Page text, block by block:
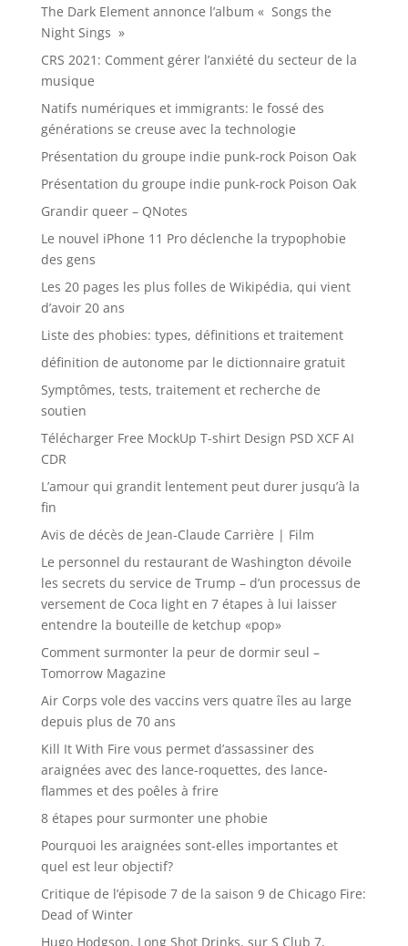
The Dark Element annonce l’album « Songs the
Night Sings »
CRS 2021: Comment gérer l’anxiété du secteur de la
musique
Natifs numériques et immigrants: le fossé des
générations se creuse avec la technologie
Présentation du groupe indie punk-rock Poison Oak
Présentation du groupe indie punk-rock Poison Oak
Grandir queer – QNotes
Le nouvel iPhone 11 Pro déclenche la trypophobie
des gens
Les 20 pages les plus folles de Wikipédia, qui vient
d’avoir 20 ans
Liste des phobies: types, définitions et traitement
définition de autonome par le dictionnaire gratuit
Symptômes, tests, traitement et recherche de
soutien
Télécharger Free MockUp T-shirt Design PSD XCF AI
CDR
L’amour qui grandit lentement peut durer jusqu’à la
fin
Avis de décès de Jean-Claude Carrière | Film
Le personnel du restaurant de Washington dévoile
les secrets du service de Trump – d’un processus de
versement de Coca light en 7 étapes à lui laisser
entendre la bouteille de ketchup «pop»
Comment surmonter la peur de dormir seul –
Tomorrow Magazine
Air Corps vole des vaccins vers quatre îles au large
depuis plus de 70 ans
Kill It With Fire vous permet d’assassiner des
araignées avec des lance-roquettes, des lance-
flammes et des poêles à frire
8 étapes pour surmonter une phobie
Pourquoi les araignées sont-elles importantes et
quel est leur objectif?
Critique de l’épisode 7 de la saison 9 de Chicago Fire:
Dead of Winter
Hugo Hodgson, Long Shot Drinks, sur S Club 7,